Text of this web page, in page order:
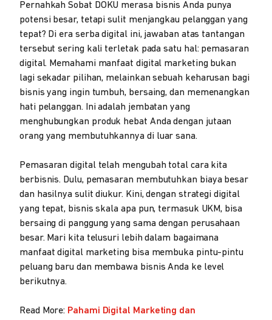
Pernahkah Sobat DOKU merasa bisnis Anda punya
potensi besar, tetapi sulit menjangkau pelanggan yang
tepat? Di era serba digital ini, jawaban atas tantangan
tersebut sering kali terletak pada satu hal: pemasaran
digital. Memahami manfaat digital marketing bukan
lagi sekadar pilihan, melainkan sebuah keharusan bagi
bisnis yang ingin tumbuh, bersaing, dan memenangkan
hati pelanggan. Ini adalah jembatan yang
menghubungkan produk hebat Anda dengan jutaan
orang yang membutuhkannya di luar sana.
Pemasaran digital telah mengubah total cara kita
berbisnis. Dulu, pemasaran membutuhkan biaya besar
dan hasilnya sulit diukur. Kini, dengan strategi digital
yang tepat, bisnis skala apa pun, termasuk UKM, bisa
bersaing di panggung yang sama dengan perusahaan
besar. Mari kita telusuri lebih dalam bagaimana
manfaat digital marketing bisa membuka pintu-pintu
peluang baru dan membawa bisnis Anda ke level
berikutnya.
Read More: Pahami Digital Marketing dan